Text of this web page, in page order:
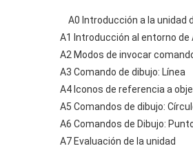
A0 Introducción a la unidad
A1 Introducción al entorno de
A2 Modos de invocar
A3 Comando de dibujo: Línea
A4 Iconos de referencia a
A5 Comandos de dibujo:
A6 Comandos de Dibujo:
A7 Evaluación de la unidad